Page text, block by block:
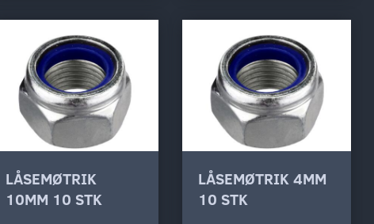
LÅSEMØTRIK
10MM 10 STK
LÅSEMØTRIK 4MM
10 STK